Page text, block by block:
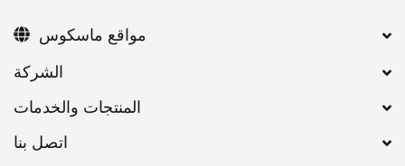
اتصل بنا
مواقع ماسكوس